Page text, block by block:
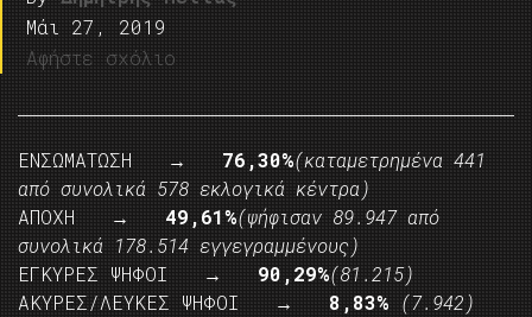
Μάι 27, 2019
Αφήστε σχόλιο
ΕΝΣΩΜΑΤΩΣΗ → 76,30%(καταμετρημένα 441
από συνολικά 578 εκλογικά κέντρα)
ΑΠΟΧΗ
→ 49,61%(ψήφισαν 89.947 από
συνολικά 178.514 εγγεγραμμένους)
ΕΓΚΥΡΕΣ ΨΗΦΟΙ
→ 90,29%(81.215)
ΑΚΥΡΕΣ/ΛΕΥΚΕΣ ΨΗΦΟΙ
→ 8,83% (7.942)